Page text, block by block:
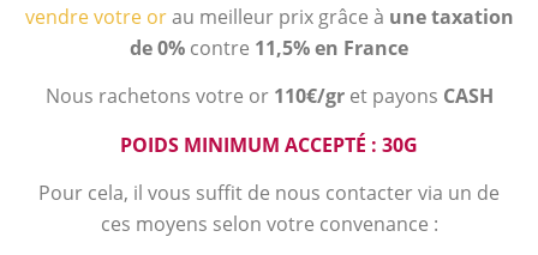
vendre votre orau meilleur prix grâce à une taxation
de 0% contre 11,5% en France
Nous rachetons votre or 110€/gr et payons CASH
POIDS MINIMUM ACCEPTÉ : 30G
Pour cela, il vous suffit de nous contacter via un de
ces moyens selon votre convenance :